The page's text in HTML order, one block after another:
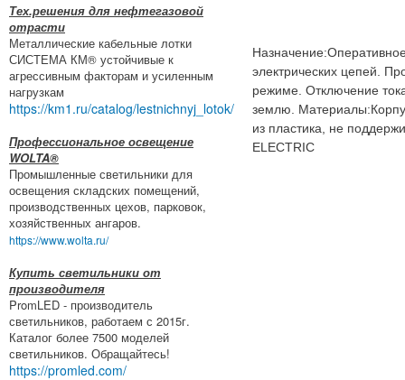
Тех.решения для нефтегазовой
отрасти
Металлические кабельные лотки
СИСТЕМА КМ® устойчивые к
агрессивным факторам и усиленным
нагрузкам
https://km1.ru/catalog/lestnichnyj_lotok/
Профессиональное освещение
WOLTA®
Промышленные светильники для
освещения складских помещений,
производственных цехов, парковок,
хозяйственных ангаров.
https://www.wolta.ru/
Купить светильники от
производителя
PromLED - производитель
светильников, работаем с 2015г.
Каталог более 7500 моделей
светильников. Обращайтесь!
https://promled.com/
электрических цепей.
режиме. Отключение
землю.
из пластика, не
ELECTRIC